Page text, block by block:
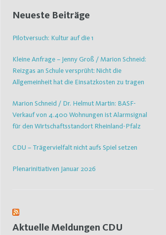
Neueste Beiträge
Pilotversuch: Kultur auf die 1
Kleine Anfrage – Jenny Groß / Marion Schneid:
Reizgas an Schule versprüht: Nicht die
Allgemeinheit hat die Einsatzkosten zu tragen
Marion Schneid / Dr. Helmut Martin: BASF-
Verkauf von 4.400 Wohnungen ist Alarmsignal
für den Wirtschaftsstandort Rheinland-Pfalz
CDU – Trägervielfalt nicht aufs Spiel setzen
Plenarinitiativen Januar 2026
Aktuelle Meldungen CDU